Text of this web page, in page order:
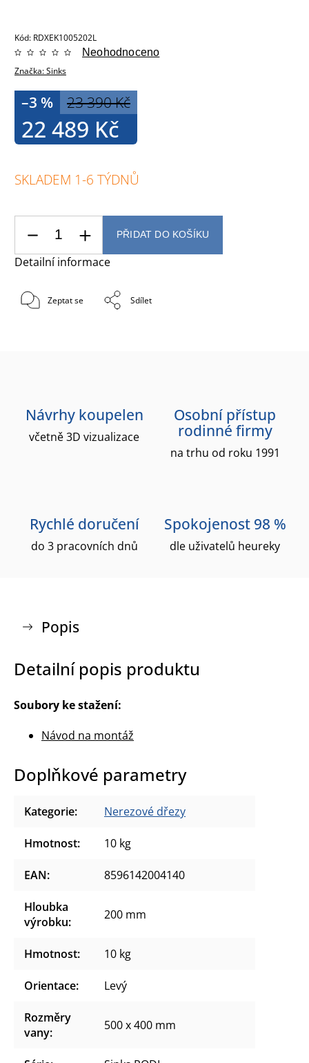
Kód: RDXEK1005202L
Značka:Sinks
Neohodnoceno
23 390 Kč
–3 %
22 489 Kč
SKLADEM 1-6 TÝDNŮ
PŘIDAT DO KOŠÍKU
Detailní informace
Zeptat se Sdílet
Návrhy koupelen
včetně 3D vizualizace
Osobní přístup
rodinné firmy
na trhu od roku 1991
Rychlé doručení
do 3 pracovních dnů
Spokojenost 98 %
dle uživatelů heureky
Popis
Detailní popis produktu
Soubory ke stažení:
Návod na montáž
Doplňkové parametry
Kategorie: Nerezové dřezy
Hmotnost: 10 kg
EAN: 8596142004140
Hloubka
výrobku: 200 mm
Hmotnost: 10 kg
Orientace: Levý
Rozměry
vany: 500 x 400 mm